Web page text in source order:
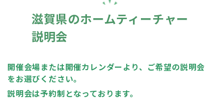
滋賀県のホームティーチャー
説明会
開催会場または開催カレンダーより、ご希望の説明会
をお選びください。
説明会は予約制となっております。